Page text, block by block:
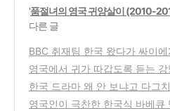
'품절녀의 영국 귀양살이 (2010-
다른 글
BBC 취재팀 한국 왔다가 싸이에
(7)
영국에서 귀가 따갑도록 듣는 강
일
(28)
한국 드라마 왜 안 보냐고 다그
감
(22)
영국인이 극찬한 한국식 바베큐